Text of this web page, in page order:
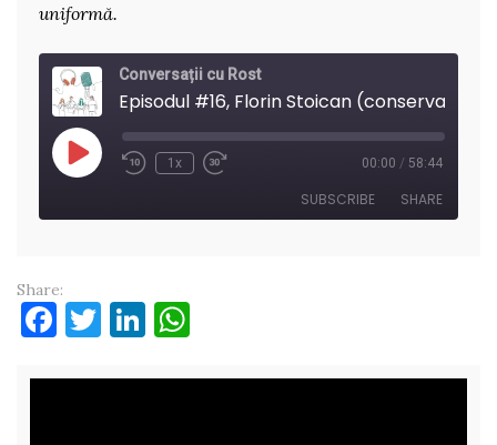
uniformă.
Conversații cu Rost
Play
EpisodeRewind
1x
Fast
seconds
00:00 / 58:44
SUBSCRIBE SHARE
LINK
Share:
Facebook
Twitter
LinkedIn